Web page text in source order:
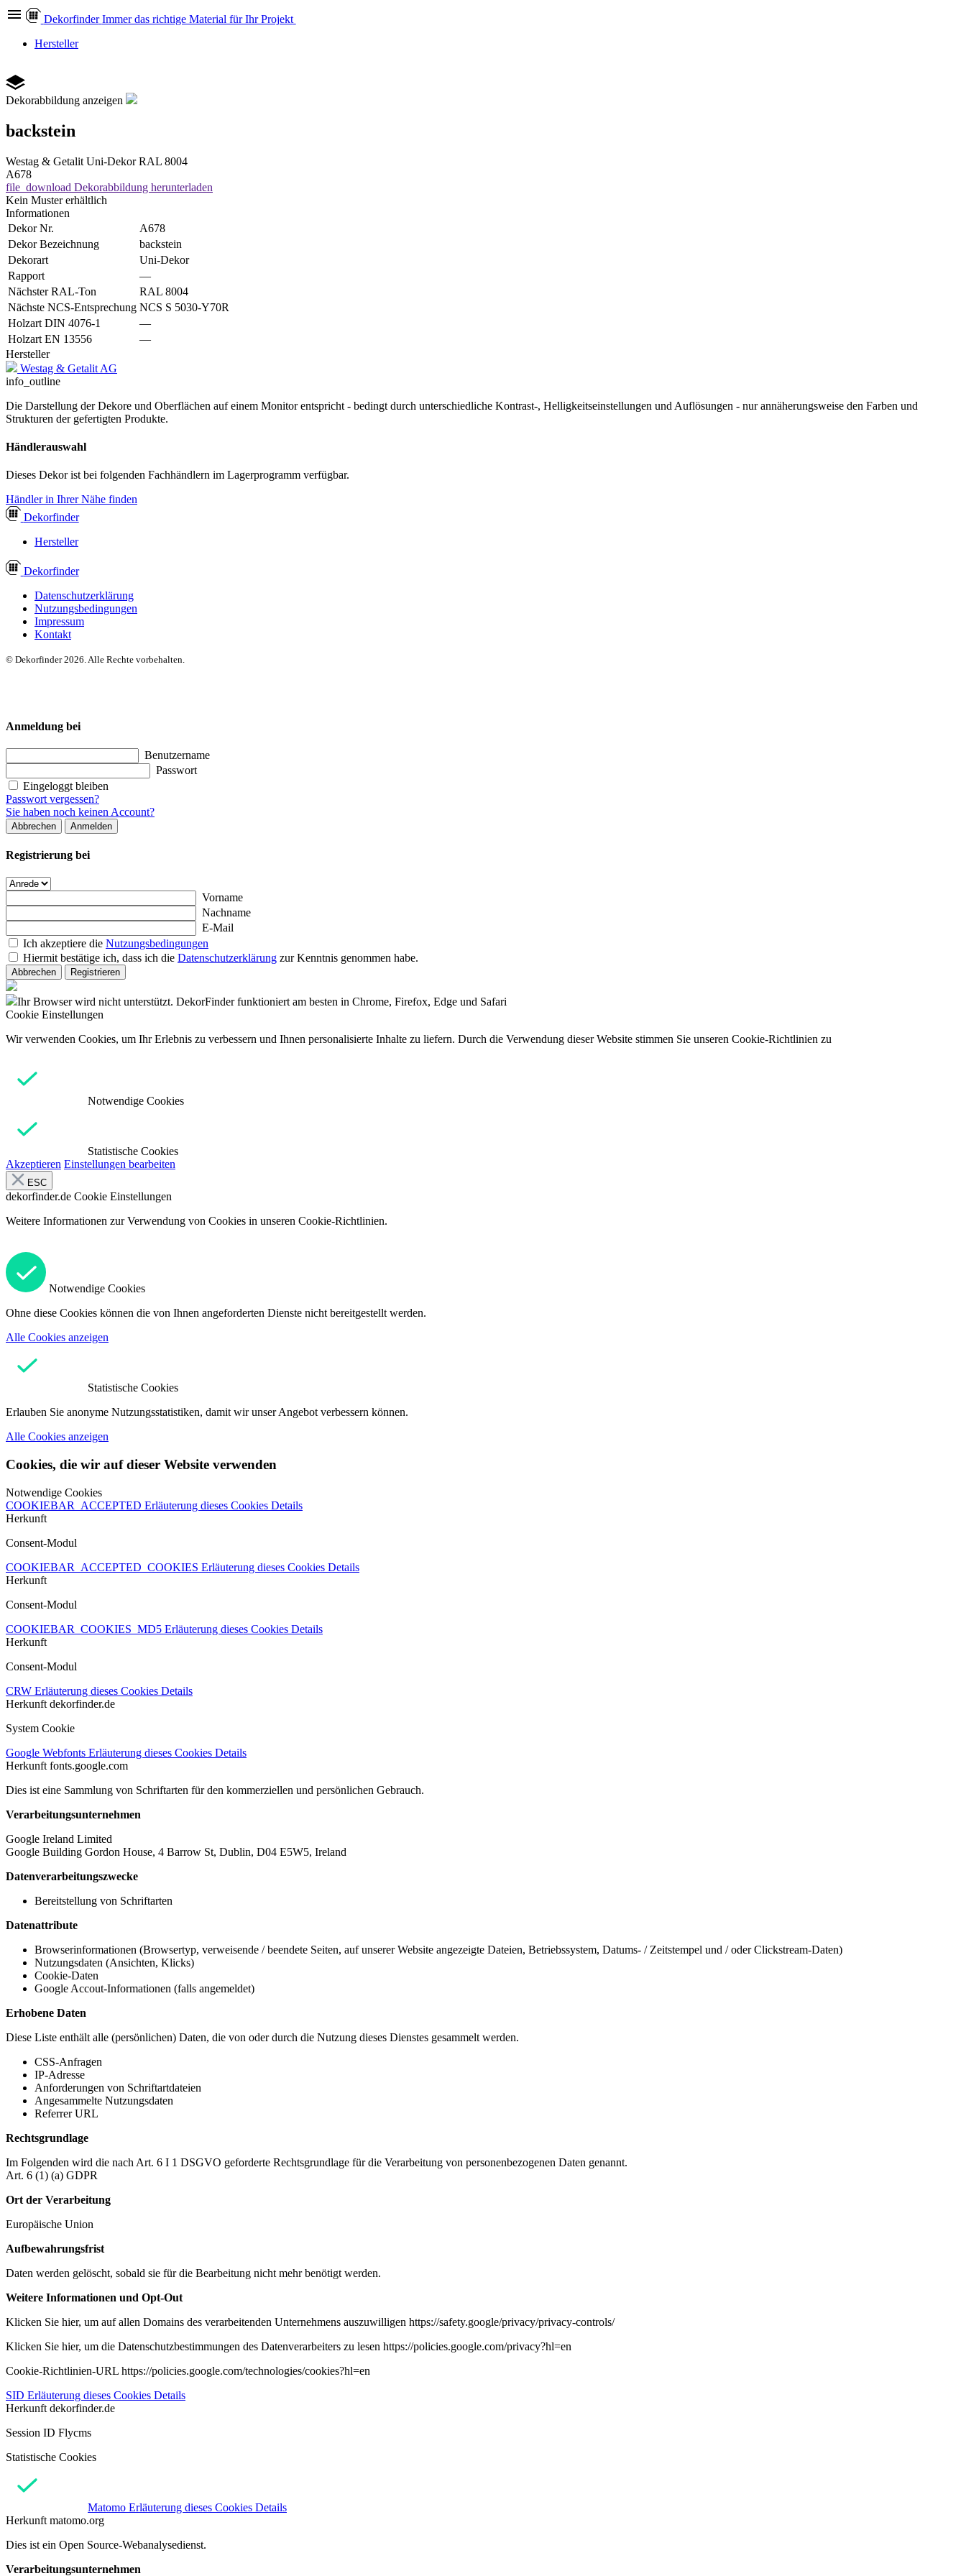
Dekorfinder Immer das richtige Material für Ihr Projekt
Hersteller
Dekorabbildung anzeigen
backstein
Westag & Getalit Uni-Dekor RAL 8004
A678
file_download Dekorabbildung herunterladen
Kein Muster erhältlich
Informationen
Dekor Nr.
A678
Dekor Bezeichnung
backstein
Dekorart
Uni-Dekor
Rapport
—
Nächster RAL-Ton
RAL 8004
Nächste NCS-Entsprechung NCS S 5030-Y70R
Holzart DIN 4076-1
—
Holzart EN 13556
—
Hersteller
Westag & Getalit AG
info_outline
Die Darstellung der Dekore und Oberflächen auf einem Monitor entspricht - bedingt durch unterschiedliche Kontrast-, Helligkeitseinstellungen und Auflösungen - nur annäherungsweise den Farben und
Strukturen der gefertigten Produkte.
Händlerauswahl
Dieses Dekor ist bei folgenden Fachhändlern im Lagerprogramm verfügbar.
Händler in Ihrer Nähe finden
Dekorfinder
Hersteller
Dekorfinder
Datenschutzerklärung
Nutzungsbedingungen
Impressum
Kontakt
© Dekorfinder 2026. Alle Rechte vorbehalten.
Anmeldung bei
Benutzername
Passwort
Eingeloggt bleiben
Passwort vergessen?
Sie haben noch keinen Account?
Abbrechen Anmelden
Registrierung bei
Vorname
Nachname
E-Mail
Ich akzeptiere die Nutzungsbedingungen
Hiermit bestätige ich, dass ich die Datenschutzerklärung zur Kenntnis genommen habe.
Abbrechen Registrieren
Ihr Browser wird nicht unterstützt. DekorFinder funktioniert am besten in Chrome, Firefox, Edge und Safari
Cookie Einstellungen
Wir verwenden Cookies, um Ihr Erlebnis zu verbessern und Ihnen personalisierte Inhalte zu liefern. Durch die Verwendung dieser Website stimmen Sie unseren Cookie-Richtlinien zu
Notwendige Cookies
Statistische Cookies
Akzeptieren Einstellungen bearbeiten
ESC
dekorfinder.de Cookie Einstellungen
Weitere Informationen zur Verwendung von Cookies in unseren Cookie-Richtlinien.
Notwendige Cookies
Ohne diese Cookies können die von Ihnen angeforderten Dienste nicht bereitgestellt werden.
Alle Cookies anzeigen
Statistische Cookies
Erlauben Sie anonyme Nutzungsstatistiken, damit wir unser Angebot verbessern können.
Alle Cookies anzeigen
Cookies, die wir auf dieser Website verwenden
Notwendige Cookies
COOKIEBAR_ACCEPTED Erläuterung dieses Cookies Details
Herkunft
Consent-Modul
COOKIEBAR_ACCEPTED_COOKIES Erläuterung dieses Cookies Details
Herkunft
Consent-Modul
COOKIEBAR_COOKIES_MD5 Erläuterung dieses Cookies Details
Herkunft
Consent-Modul
CRW Erläuterung dieses Cookies Details
Herkunft dekorfinder.de
System Cookie
Google Webfonts Erläuterung dieses Cookies Details
Herkunft fonts.google.com
Dies ist eine Sammlung von Schriftarten für den kommerziellen und persönlichen Gebrauch.
Verarbeitungsunternehmen
Google Ireland Limited
Google Building Gordon House, 4 Barrow St, Dublin, D04 E5W5, Ireland
Datenverarbeitungszwecke
Bereitstellung von Schriftarten
Datenattribute
Browserinformationen (Browsertyp, verweisende / beendete Seiten, auf unserer Website angezeigte Dateien, Betriebssystem, Datums- / Zeitstempel und / oder Clickstream-Daten)
Nutzungsdaten (Ansichten, Klicks)
Cookie-Daten
Google Accout-Informationen (falls angemeldet)
Erhobene Daten
Diese Liste enthält alle (persönlichen) Daten, die von oder durch die Nutzung dieses Dienstes gesammelt werden.
CSS-Anfragen
IP-Adresse
Anforderungen von Schriftartdateien
Angesammelte Nutzungsdaten
Referrer URL
Rechtsgrundlage
Im Folgenden wird die nach Art. 6 I 1 DSGVO geforderte Rechtsgrundlage für die Verarbeitung von personenbezogenen Daten genannt.
Art. 6 (1) (a) GDPR
Ort der Verarbeitung
Europäische Union
Aufbewahrungsfrist
Daten werden gelöscht, sobald sie für die Bearbeitung nicht mehr benötigt werden.
Weitere Informationen und Opt-Out
Klicken Sie hier, um auf allen Domains des verarbeitenden Unternehmens auszuwilligen https://safety.google/privacy/privacy-controls/
Klicken Sie hier, um die Datenschutzbestimmungen des Datenverarbeiters zu lesen https://policies.google.com/privacy?hl=en
Cookie-Richtlinien-URL https://policies.google.com/technologies/cookies?hl=en
SID Erläuterung dieses Cookies Details
Herkunft dekorfinder.de
Session ID Flycms
Statistische Cookies
Matomo Erläuterung dieses Cookies Details
Herkunft matomo.org
Dies ist ein Open Source-Webanalysedienst.
Verarbeitungsunternehmen